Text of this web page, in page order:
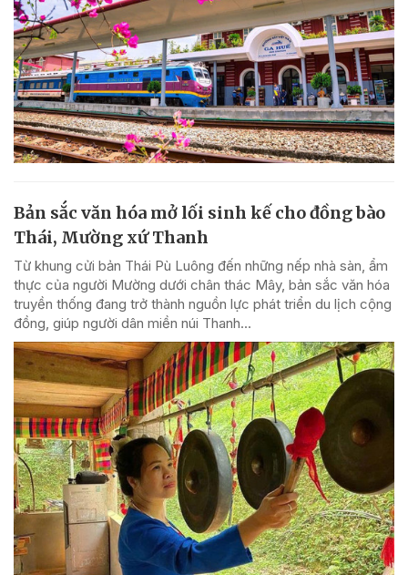
Bản sắc văn hóa mở lối sinh kế cho đồng bào
Thái, Mường xứ Thanh
Từ khung cửi bản Thái Pù Luông đến những nếp nhà sàn, ẩm
thực của người Mường dưới chân thác Mây, bản sắc văn hóa
truyền thống đang trở thành nguồn lực phát triển du lịch cộng
đồng, giúp người dân miền núi Thanh...